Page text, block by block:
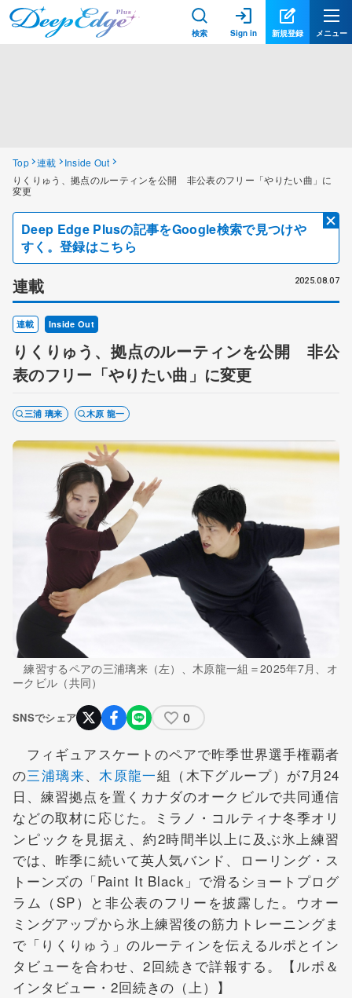
検索 Sign in 新規登録 メニュー
Top 連載
Inside Out
りくりゅう、拠点のルーティンを公開 非公表のフリー「やりたい曲」に
変更
Deep Edge Plusの記事をGoogle検索で見つけや
すく。登録はこちら
連載 2025.08.07
連載 Inside Out
りくりゅう、拠点のルーティンを公開 非公
表のフリー「やりたい曲」に変更
三浦 璃来 木原 龍一
練習するペアの三浦璃来（左）、木原龍一組＝2025年7月、オ
ークビル（共同）
SNSでシェア 0
フィギュアスケートのペアで昨季世界選手権覇者
の三浦璃来、木原龍一組（木下グループ）が7月24
日、練習拠点を置くカナダのオークビルで共同通信
などの取材に応じた。ミラノ・コルティナ冬季オリ
ンピックを見据え、約2時間半以上に及ぶ氷上練習
では、昨季に続いて英人気バンド、ローリング・ス
トーンズの「Paint It Black」で滑るショートプログ
ラム（SP）と非公表のフリーを披露した。ウオー
ミングアップから氷上練習後の筋力トレーニングま
で「りくりゅう」のルーティンを伝えるルポとイン
タビューを合わせ、2回続きで詳報する。【ルポ＆
インタビュー・2回続きの（上）】